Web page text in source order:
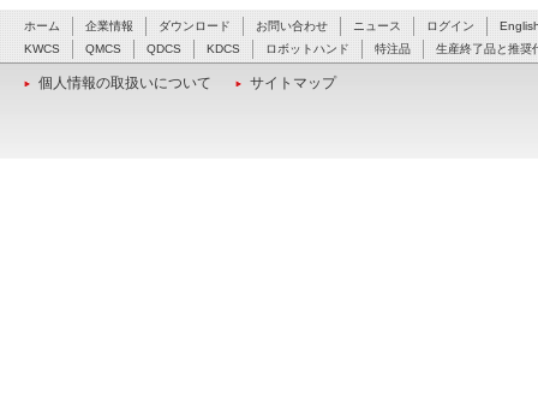
ホーム 企業情報 ダウンロード お問い合わせ ニュース ログイン
KWCS
QMCS QDCS KDCS ロボットハンド 特注品 生産終了品と推奨
個人情報の取扱いについて サイトマップ